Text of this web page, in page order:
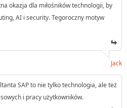
okazja dla miłośników technologii, by
AI i security. Tegoroczny motyw
Jack
SAP to nie tylko technologia, ale też
i pracy użytkowników.